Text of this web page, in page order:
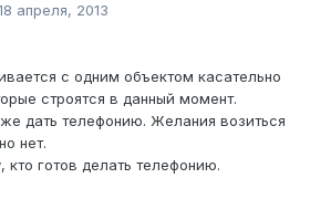
апреля, 2013
с одним объектом касательно
строятся в данный момент.
дать телефонию. Желания возиться
нет.
кто готов делать телефонию.